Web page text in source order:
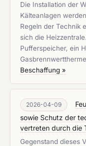
Die Installation der
Kälteanlagen
Regeln der Technik
sich die
Pufferspeicher, ein
Beschaffung »
2026-04-09
sowie Schutz der
vertreten durch die
Gegenstand dieses